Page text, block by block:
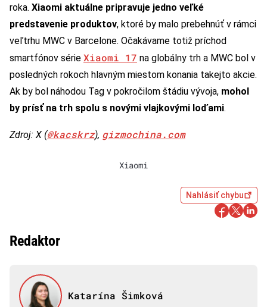
roka. Xiaomi aktuálne pripravuje jedno veľké
predstavenie produktov, ktoré by malo prebehnúť v rámci
veľtrhu MWC v Barcelone. Očakávame totiž príchod
smartfónov série Xiaomi 17 na globálny trh a MWC bol v
posledných rokoch hlavným miestom konania takejto akcie.
Ak by bol náhodou Tag v pokročilom štádiu vývoja, mohol
by prísť na trh spolu s novými vlajkovými loďami.
Zdroj: X (@kacskrz), gizmochina.com
Xiaomi
Nahlásiť chybu
Redaktor
Katarína Šimková